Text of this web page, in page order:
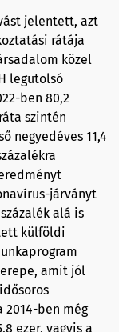
jelentett, azt
rátája
közel
legutolsó
ben 80,2
szintén
negyedéves 11,4
járványt
alá is
külföldi
amit jól
2014-ben még
ezer, vagyis a